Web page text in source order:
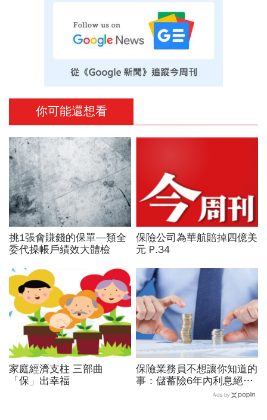
你可能還想看
挑1張會賺錢的保單—類全
委代操帳戶績效大體檢
保險公司為華航賠掉四億美
元 P.34
家庭經濟支柱 三部曲
「保」出幸福
保險業務員不想讓你知道的
事：儲蓄險6年內利息絕對
比定存低，簽了會後悔
Ads by